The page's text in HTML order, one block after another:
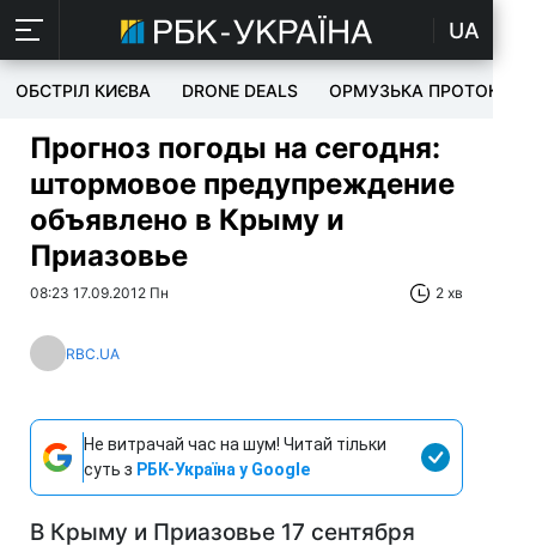
UA
ОБСТРІЛ КИЄВА DRONE DEALS ОРМУЗЬКА ПРОТОКА
Прогноз погоды на сегодня:
штормовое предупреждение
объявлено в Крыму и
Приазовье
08:23 17.09.2012 Пн 2 хв
RBC.UA
Не витрачай час на шум! Читай тільки
суть з РБК-Україна у Google
В Крыму и Приазовье 17 сентября